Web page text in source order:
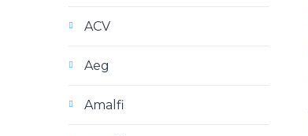
ACV
Aeg
Amalfi